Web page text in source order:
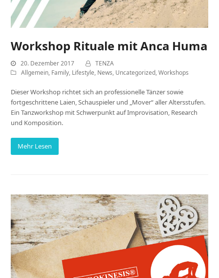
Workshop Rituale mit Anca Huma
20. Dezember 2017
TENZA
Allgemein, Family, Lifestyle, News, Uncategorized,Workshops
Dieser Workshop richtet sich an professionelle Tänzer sowie
fortgeschrittene Laien, Schauspieler und „Mover“ aller Altersstufen.
Ein Tanzworkshop mit Schwerpunkt auf Improvisation, Research
und Komposition.
Mehr Lesen